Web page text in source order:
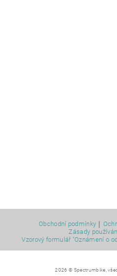
Obchodní podmínky
Zásady
Vzorový formulář "Oznámení o
2026 © Spectrumbike,